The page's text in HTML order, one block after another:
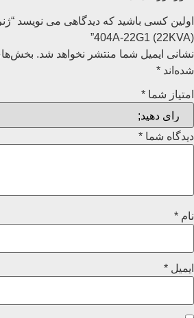
اولین کسی باشید که دیدگاهی می نویسد
(22KVA) 404A-22G1”
نشانی ایمیل شما منتشر نخواهد شد.
شده‌اند *
امتیاز شما *
دیدگاه شما *
نام *
ایمیل *